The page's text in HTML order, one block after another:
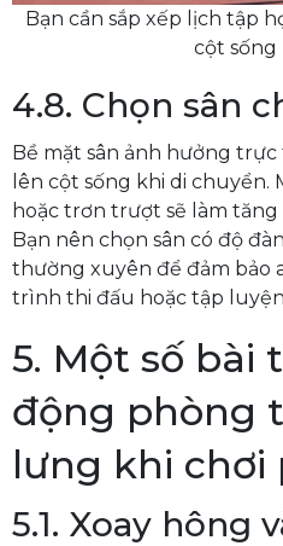
Bạn cần sắp xếp lịch tập
cột sống
4.8. Chọn sân
Bề mặt sân ảnh hưởng
lên cột sống khi di chuyển.
hoặc trơn trượt sẽ làm
Bạn nên chọn sân có độ
thường xuyên để đảm bảo
trình thi đấu hoặc tập
5. Một số bài
động phòng
lưng khi chơi
5.1. Xoay hông